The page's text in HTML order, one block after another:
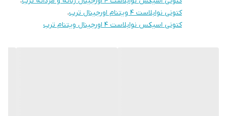
کتونی نوابلاست ۴ ویتنام اورجینال ترب
،
کتونی اسیکس نوابلاست ۴ اورجینال ویتنام ترب